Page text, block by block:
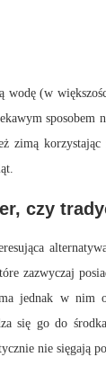
wodę (w
sposobem
zimą
czy
zazwyczaj
jednak w nim
się go do
nie sięgają